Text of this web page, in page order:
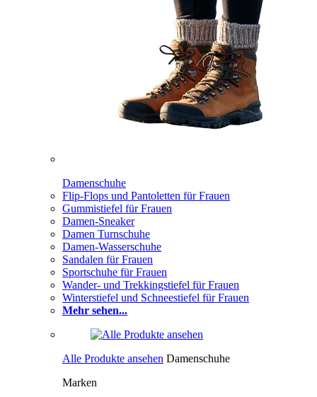
Damenschuhe
Flip-Flops und Pantoletten für Frauen
Gummistiefel für Frauen
Damen-Sneaker
Damen Turnschuhe
Damen-Wasserschuhe
Sandalen für Frauen
Sportschuhe für Frauen
Wander- und Trekkingstiefel für Frauen
Winterstiefel und Schneestiefel für Frauen
Mehr sehen...
Alle Produkte ansehen Damenschuhe
Marken